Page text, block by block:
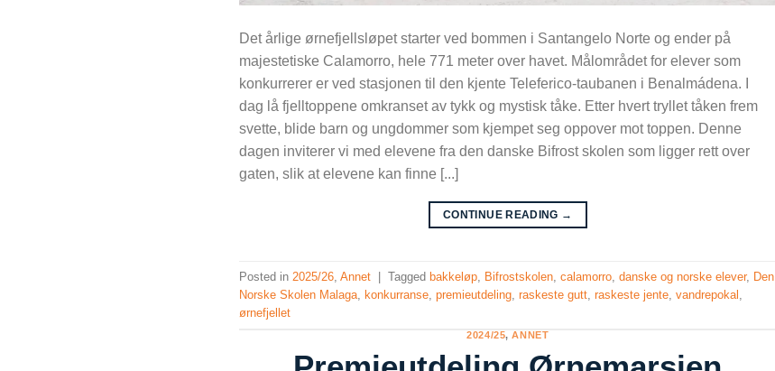
Det årlige ørnefjellsløpet starter ved bommen i Santangelo Norte og ender på
majestetiske Calamorro, hele 771 meter over havet. Målområdet for elever som
konkurrerer er ved stasjonen til den kjente Teleferico-taubanen i Benalmádena. I
dag lå fjelltoppene omkranset av tykk og mystisk tåke. Etter hvert tryllet tåken frem
svette, blide barn og ungdommer som kjempet seg oppover mot toppen. Denne
dagen inviterer vi med elevene fra den danske Bifrost skolen som ligger rett over
gaten, slik at elevene kan finne [...]
CONTINUE READING →
Posted in 2025/26 ,Annet | Taggedbakkeløp Bifrostskolen ,calamorro ,danske og norske elever, Den
Norske Skolen Malaga ,konkurranse ,premieutdeling ,raskeste gutt ,raskeste jente ,vandrepokal
ørnefjellet
2024/25,ANNET